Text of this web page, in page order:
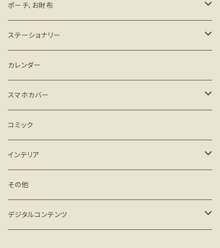
その他
ポーチ、お財布
がま口タイプ
ファスナータイプ
その他
ステーショナリー
手帳、スケジュール帳
カード、レターセット
メモ、一筆箋
シール
マグネット
その他
カレンダー
スマホカバー
iPhone
クリアケース
ハードケース(マット)
Android
クリアケース
ハードケース(マット)
コミック
インテリア
フィギュア
miniフレーム
その他
デジタルコンテンツ